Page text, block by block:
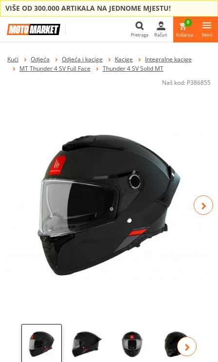
VIŠE OD 300.000 ARTIKALA NA JEDNOME MJESTU!
Pretraga
Pretraga Račun
0
Košarica Meni
Kući Odjeća Odjeća i kacige Kacige
Integralne kacige
MT Thunder 4 SV Full Face
Thunder 4 SV Solid MT
Naš kod: P386855